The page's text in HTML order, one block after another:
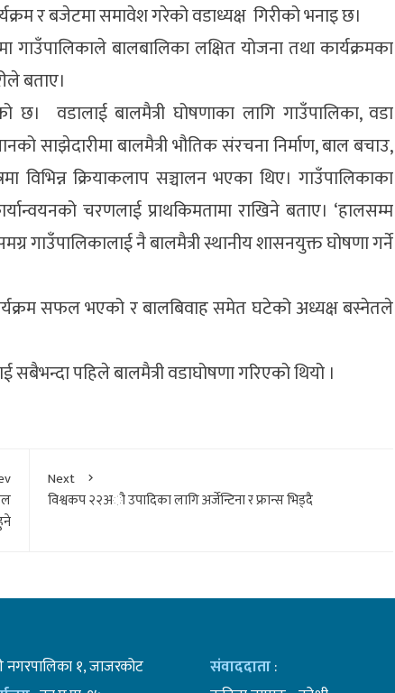
र बजेटमा समावेश गरेको वडाध्यक्ष गिरीको भनाइ छ।
गाउँपालिकाले बालबालिका लक्षित योजना तथा कार्यक्रमका
बताए।
छ। वडालाई बालमैत्री घोषणाका लागि गाउँपालिका, वडा
साझेदारीमा बालमैत्री भौतिक संरचना निर्माण, बाल बचाउ,
विभिन्न क्रियाकलाप सञ्चालन भएका थिए। गाउँपालिकाका
चरणलाई प्राथकिमतामा राखिने बताए। ‘हालसम्म
गाउँपालिकालाई नै बालमैत्री स्थानीय शासनयुक्त घोषणा गर्ने
सफल भएको र बालबिवाह समेत घटेको अध्यक्ष बस्नेतले
पहिले बालमैत्री वडाघोषणा गरिएको थियो ।
Next
विश्वकप २२अौ उपादिका लागि अर्जेन्टिना र फ्रान्स भिड्दै
नगरपालिका १, जाजरकोट
संवाददाता: